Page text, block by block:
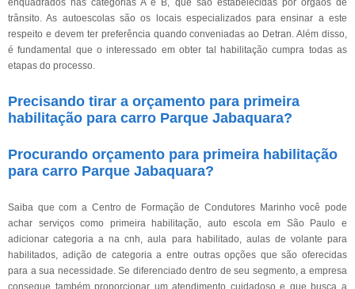
enquadrados nas categorias A e B, que são estabelecidas por órgãos de
trânsito. As autoescolas são os locais especializados para ensinar a este
respeito e devem ter preferência quando conveniadas ao Detran. Além disso,
é fundamental que o interessado em obter tal habilitação cumpra todas as
etapas do processo.
Precisando tirar a orçamento para primeira
habilitação para carro Parque Jabaquara?
Procurando orçamento para primeira habilitação
para carro Parque Jabaquara?
Saiba que com a Centro de Formação de Condutores Marinho você pode
achar serviços como primeira habilitação, auto escola em São Paulo e
adicionar categoria a na cnh, aula para habilitado, aulas de volante para
habilitados, adição de categoria a entre outras opções que são oferecidas
para a sua necessidade. Se diferenciado dentro de seu segmento, a empresa
consegue também proporcionar um atendimento cuidadoso e que busca a